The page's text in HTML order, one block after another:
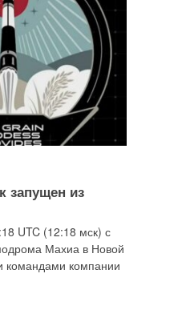
запущен из
UTC (12:18 мск) с
Махиа в Новой
командами компании